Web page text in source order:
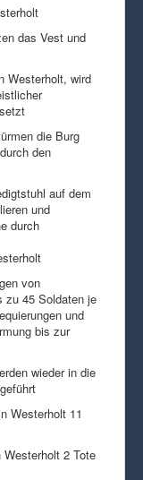
das Vest und
Westerholt, wird
die Burg
den
auf dem
und
durch
von
zu 45 Soldaten je
und
bis zur
wieder in die
Westerholt 11
2 Tote